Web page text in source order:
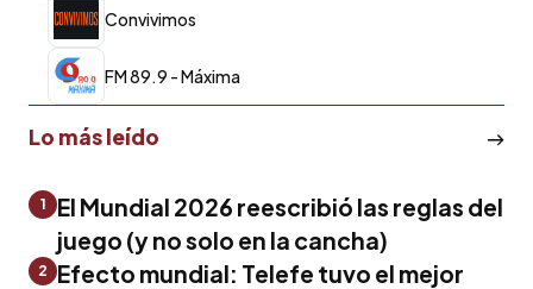
Convivimos
FM 89.9 - Máxima
Lo más leído
1
El Mundial 2026 reescribió las reglas del
juego (y no solo en la cancha)
2
Efecto mundial: Telefe tuvo el mejor